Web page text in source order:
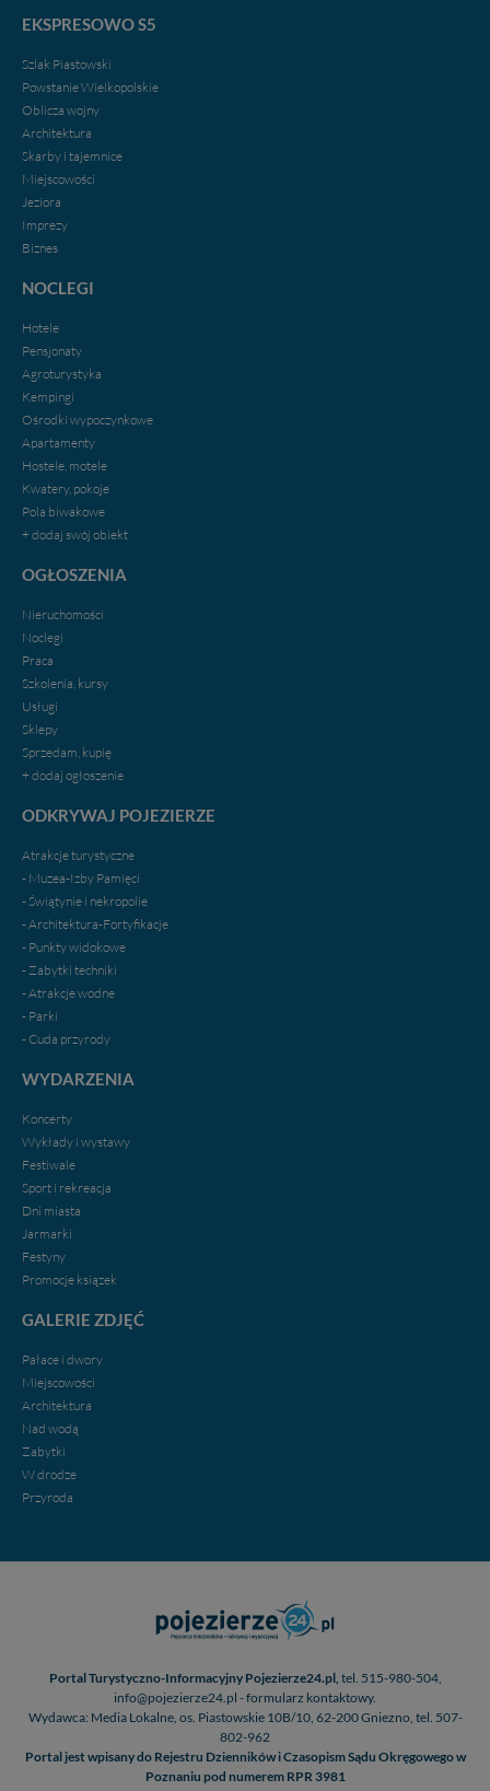
EKSPRESOWO S5
Szlak Piastowski
Powstanie Wielkopolskie
Oblicza wojny
Architektura
Skarby i tajemnice
Miejscowości
Jeziora
Imprezy
Biznes
NOCLEGI
Hotele
Pensjonaty
Agroturystyka
Kempingi
Ośrodki wypoczynkowe
Apartamenty
Hostele, motele
Kwatery, pokoje
Pola biwakowe
+ dodaj swój obiekt
OGŁOSZENIA
Nieruchomości
Noclegi
Praca
Szkolenia, kursy
Usługi
Sklepy
Sprzedam, kupię
+ dodaj ogłoszenie
ODKRYWAJ POJEZIERZE
Atrakcje turystyczne
- Muzea-Izby Pamięci
- Świątynie i nekropolie
- Architektura-Fortyfikacje
- Punkty widokowe
- Zabytki techniki
- Atrakcje wodne
- Parki
- Cuda przyrody
WYDARZENIA
Koncerty
Wykłady i wystawy
Festiwale
Sport i rekreacja
Dni miasta
Jarmarki
Festyny
Promocje ksiązek
GALERIE ZDJĘĆ
Pałace i dwory
Miejscowości
Architektura
Nad wodą
Zabytki
W drodze
Przyroda
Portal Turystyczno-Informacyjny Pojezierze24.pl, tel. 515-980-504,
info@pojezierze24.pl - formularz kontaktowy.
Wydawca: Media Lokalne, os. Piastowskie 10B/10, 62-200 Gniezno, tel. 507-
802-962
Portal jest wpisany do Rejestru Dzienników i Czasopism Sądu Okręgowego w
Poznaniu pod numerem RPR 3981